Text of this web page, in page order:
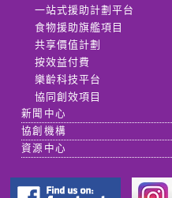
一站式援助計劃平台
食物援助旗艦項目
共享價值計劃
按效益付費
樂齡科技平台
協同創效項目
新聞中心
協創機構
資源中心